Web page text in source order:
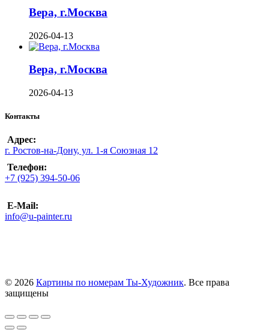
Вера, г.Москва
2026-04-13
Вера, г.Москва
2026-04-13
Контакты
Адрес:
г. Ростов-на-Дону, ул. 1-я Союзная 12
Телефон:
+7 (925) 394-50-06
E-Mail:
info@u-painter.ru
© 2026 Картины по номерам Ты-Художник. Все права
защищены